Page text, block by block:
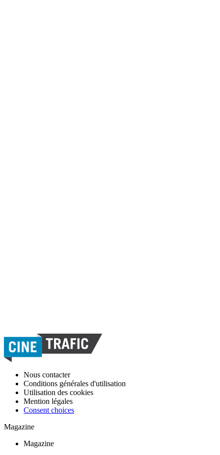
Nous contacter
Conditions générales d'utilisation
Utilisation des cookies
Mention légales
Consent choices
Magazine
Magazine